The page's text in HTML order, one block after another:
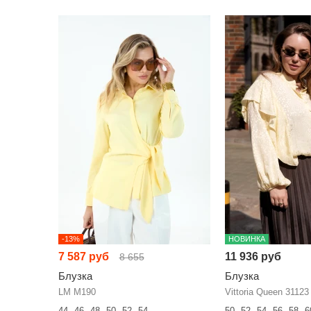
-13%
7 587 руб 8 655
Блузка
LM М190
НОВИНКА
11 936 руб
Блузка
Vittoria Queen 31123